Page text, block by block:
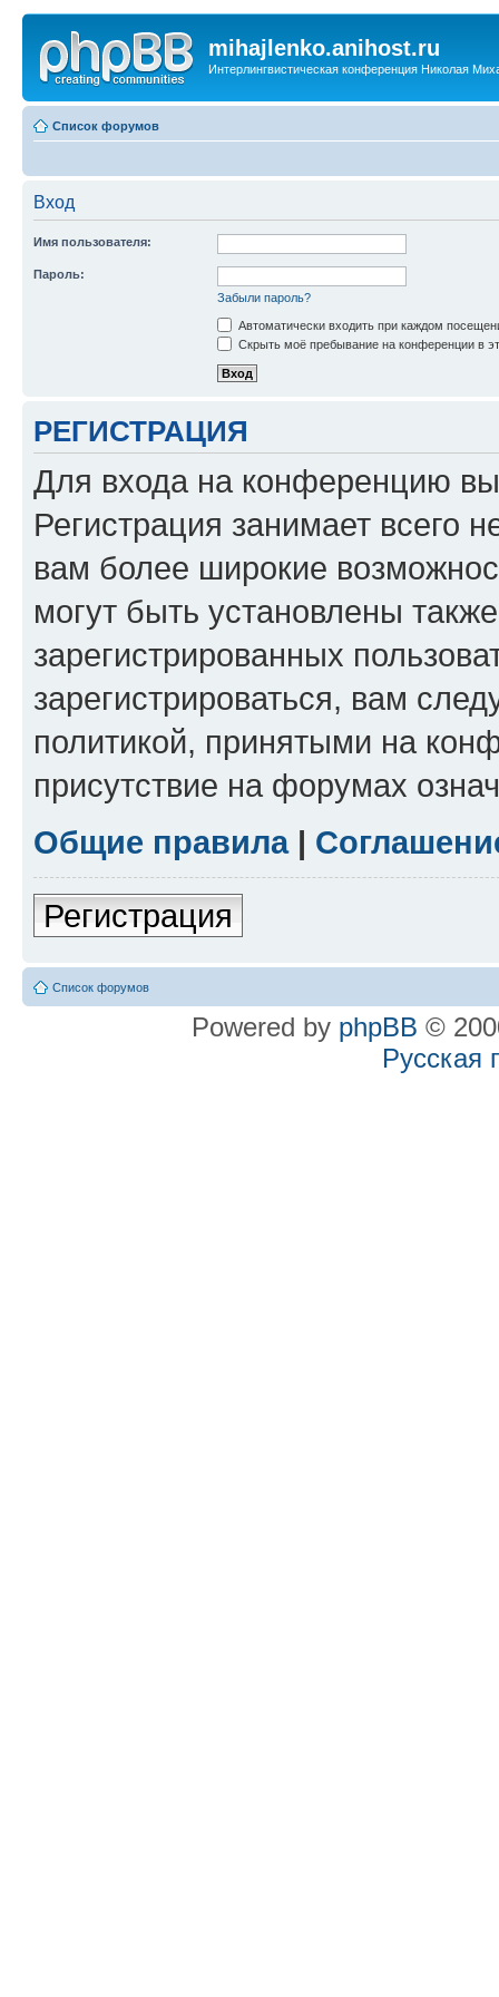
mihajlenko.anihost.ru
Интерлингвистическая конференция Николая
Список форумов
Вход
Имя пользователя:
Пароль:
Забыли пароль?
Автоматически входить при каждом
Скрыть моё пребывание на конференции в
РЕГИСТРАЦИЯ
Для входа на конференцию
Регистрация занимает всего
вам более широкие
могут быть установлены
зарегистрированных
зарегистрироваться, вам
политикой, принятыми на
присутствие на форумах
Общие правила|
Регистрация
Список форумов
Powered by phpBB ©
Русская